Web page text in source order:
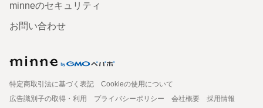
minneのセキュリティ
お問い合わせ
特定商取引法に基づく表記
Cookieの使用について
広告識別子の取得・利用
プライバシーポリシー 会社概要
採用情報